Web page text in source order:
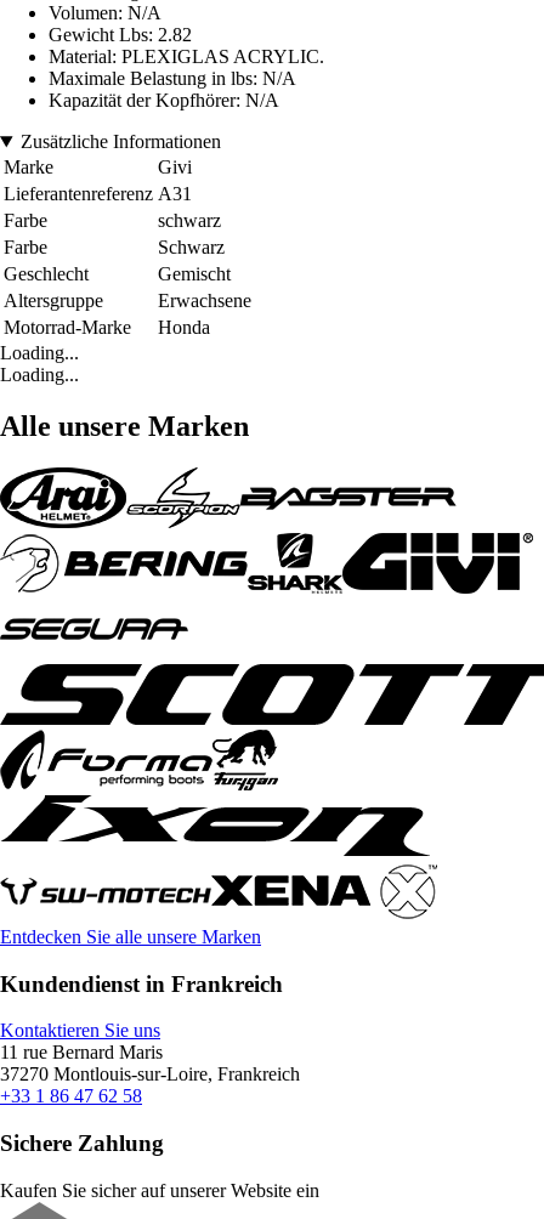
Volumen: N/A
Gewicht Lbs: 2.82
Material: PLEXIGLAS ACRYLIC.
Maximale Belastung in lbs: N/A
Kapazität der Kopfhörer: N/A
Zusätzliche Informationen
Marke
Givi
Lieferantenreferenz A31
Farbe
schwarz
Farbe
Schwarz
Geschlecht
Gemischt
Altersgruppe
Erwachsene
Motorrad-Marke
Honda
Loading...
Loading...
Alle unsere Marken
Entdecken Sie alle unsere Marken
Kundendienst in Frankreich
Kontaktieren Sie uns
11 rue Bernard Maris
37270 Montlouis-sur-Loire, Frankreich
+33 1 86 47 62 58
Sichere Zahlung
Kaufen Sie sicher auf unserer Website ein